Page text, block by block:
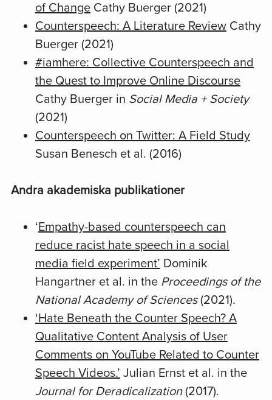
Främja och skydda forskares
möjligheter att studera onlineinnehåll
of ChangeCathy Buerger (2021)
Counterspeech: A Literature ReviewCathy
Buerger (2021)
#iamhere: Collective Counterspeech and
the Quest to Improve Online Discourse
Cathy Buerger in Social Media + Society
(2021)
Counterspeech on Twitter: A Field Study
Susan Benesch et al. (2016)
Andra akademiska publikationer
‘Empathy-based counterspeech can
reduce racist hate speech in a social
media field experiment’ Dominik
Hangartner et al. in the Proceedings of the
National Academy of Sciences (2021).
‘Hate Beneath the Counter Speech? A
Qualitative Content Analysis of User
Comments on YouTube Related to Counter
Speech Videos.’ Julian Ernst et al. in the
Journal for Deradicalization(2017).